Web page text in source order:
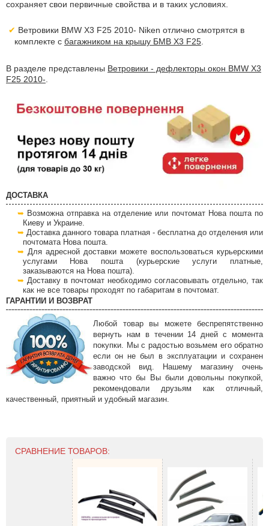
сохраняет свои первичные свойства и в таких условиях.
Ветровики BMW X3 F25 2010- Niken отлично смотрятся в
комплекте с багажником на крышу БМВ Х3 F25
В разделе представлены Ветровики - дефлекторы окон BMW X3
F25 2010-
ДОСТАВКА
Возможна отправка на отделение или почтомат Нова пошта по
Киеву и Украине.
Доставка данного товара платная - бесплатна до отделения или
почтомата Нова пошта.
Для адресной доставки можете воспользоваться курьерскими
услугами Нова пошта (курьерские услуги платные,
заказываются на Нова пошта).
Доставку в почтомат необходимо согласовывать отдельно, так
как не все товары проходят по габаритам в почтомат.
ГАРАНТИИ И ВОЗВРАТ
Любой товар вы можете беспрепятственно
вернуть нам в течении 14 дней с момента
покупки. Мы с радостью возьмем его обратно
если он не был в эксплуатации и сохранен
заводской вид. Нашему магазину очень
важно что бы Вы были довольны покупкой,
рекомендовали друзьям как отличный,
качественный, приятный и удобный магазин.
СРАВНЕНИЕ ТОВАРОВ: